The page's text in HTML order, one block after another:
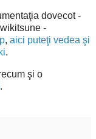
dovecot -
-
, aici puteţi vedea şi
.
şi o
.